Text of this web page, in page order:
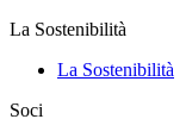
La Sostenibilità
La Sostenibilità
Soci